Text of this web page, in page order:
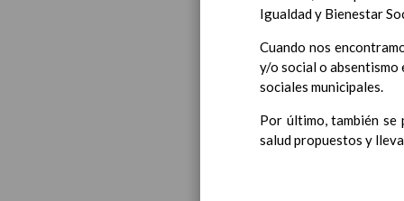
AnÃ¡lisis
Proyecto
Marco
Objetivos
LÃ­neas
Igualdad y Bienestar
Cuando nos
y/o social o absentismo
sociales municipales.
Por último, también se
salud propuestos y